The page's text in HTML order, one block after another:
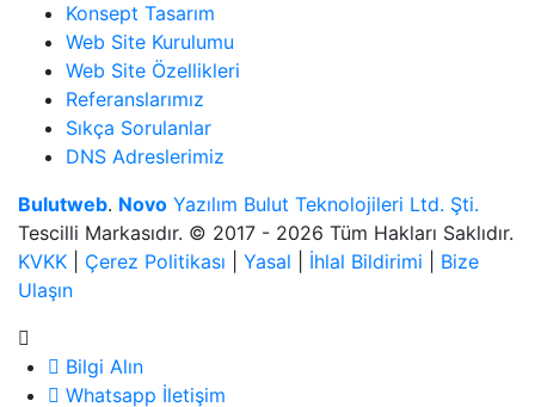
Konsept Tasarım
Web Site Kurulumu
Web Site Özellikleri
Referanslarımız
Sıkça Sorulanlar
DNS Adreslerimiz
Bulutweb. Novo Yazılım Bulut Teknolojileri Ltd. Şti.
Tescilli Markasıdır. © 2017 - 2026 Tüm Hakları Saklıdır.
KVKK
Çerez Politikası Yasal İhlal Bildirimi
Bize
Ulaşın
Bilgi Alın
Whatsapp İletişim